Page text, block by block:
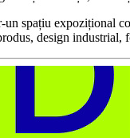
spațiu expozițional
design